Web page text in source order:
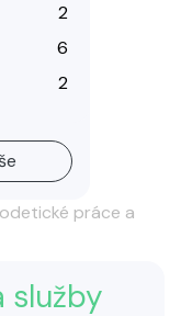
2
6
2
práce a
služby